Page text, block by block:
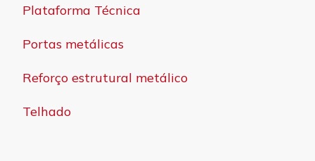
Plataforma Técnica
Portas metálicas
Reforço estrutural metálico
Telhado